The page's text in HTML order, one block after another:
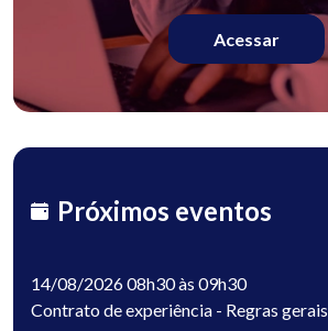
Acessar
Próximos eventos
14/08/2026 08h30 às 09h30
Contrato de experiência - Regras gerais